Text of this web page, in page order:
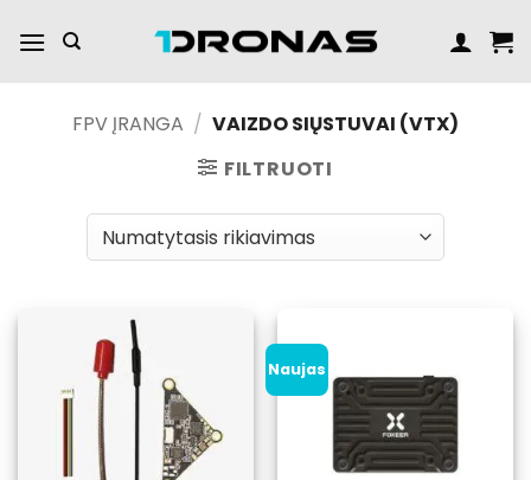
turinį
FPV ĮRANGA / VAIZDO SIŲSTUVAI (VTX)
FILTRUOTI
Naujas